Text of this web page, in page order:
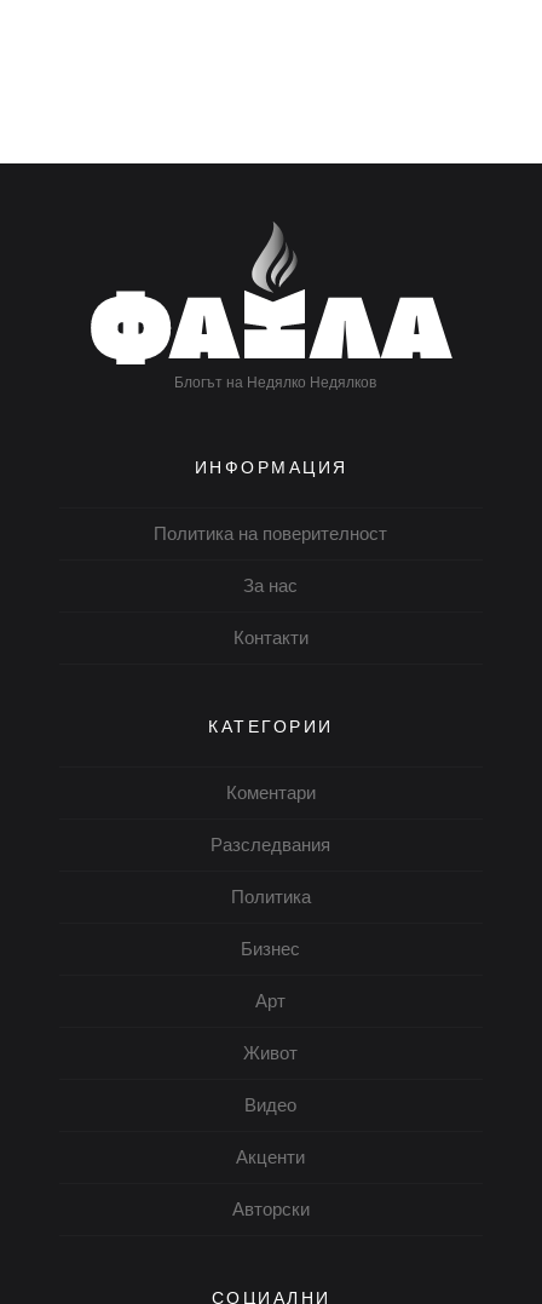
Блогът на Недялко Недялков
ИНФОРМАЦИЯ
Политика на поверителност
За нас
Контакти
КАТЕГОРИИ
Коментари
Разследвания
Политика
Бизнес
Арт
Живот
Видео
Акценти
Авторски
СОЦИАЛНИ